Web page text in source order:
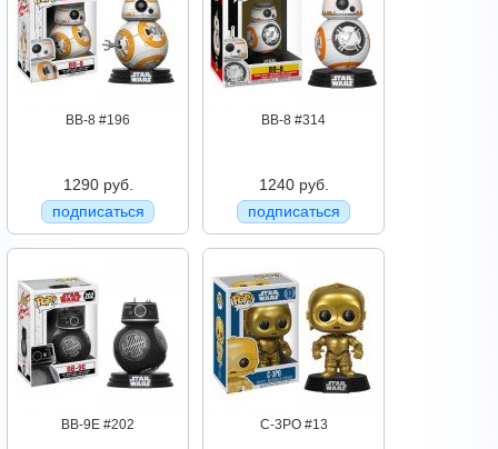
BB-8 #196
1290 руб.
подписаться
BB-8 #314
1240 руб.
подписаться
BB-9E #202 C-3PO #13